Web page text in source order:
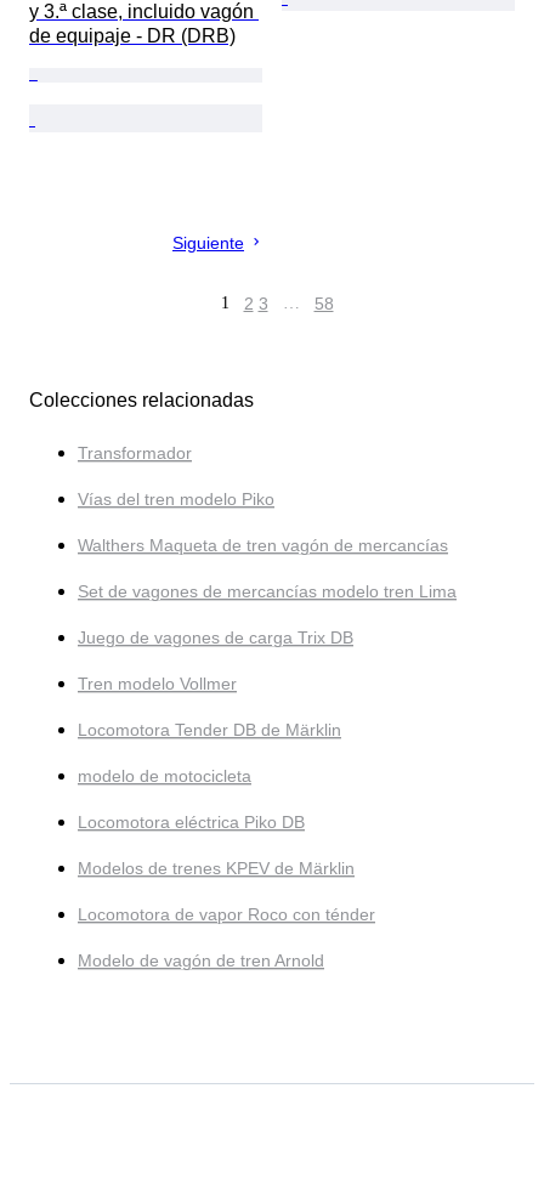
y 3.ª clase, incluido vagón
de equipaje - DR (DRB)
Siguiente
1 2 3 … 58
Colecciones relacionadas
Transformador
Vías del tren modelo Piko
Walthers Maqueta de tren vagón de mercancías
Set de vagones de mercancías modelo tren Lima
Juego de vagones de carga Trix DB
Tren modelo Vollmer
Locomotora Tender DB de Märklin
modelo de motocicleta
Locomotora eléctrica Piko DB
Modelos de trenes KPEV de Märklin
Locomotora de vapor Roco con ténder
Modelo de vagón de tren Arnold